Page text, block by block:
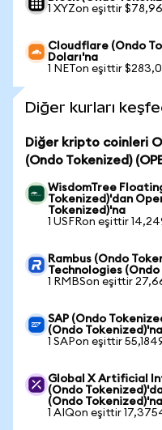
1 XYZon eşittir $78,96
Cloudflare (Ondo
Doları'na
1 NETon eşittir
Diğer kurları
Diğer kripto coinleri
(Ondo Tokenized)
WisdomTree
Tokenized)'dan
Tokenized)'na
1 USFRon eşittir
Rambus (Ondo
Technologies
1 RMBSon eşittir
SAP (Ondo
(Ondo Tokenized)'na
1 SAPon eşittir
Global X Artificial
(Ondo
(Ondo Tokenized)'na
1 AIQon eşittir